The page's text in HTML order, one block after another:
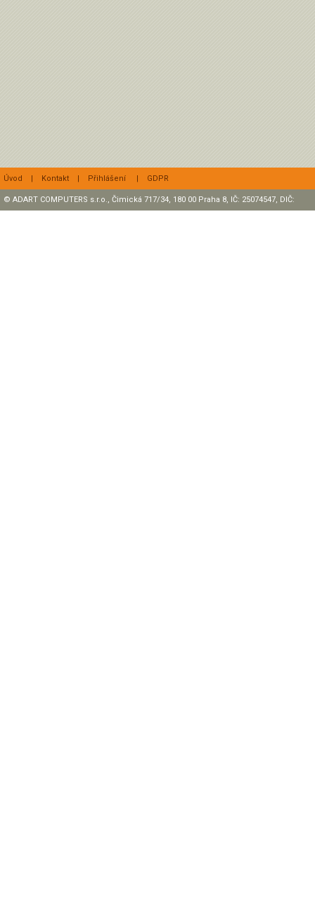
Úvod | Kontakt | Přihlášení | GDPR
© ADART COMPUTERS s.r.o., Čimická 717/34, 180 00 Praha 8, IČ: 25074547, DIČ: